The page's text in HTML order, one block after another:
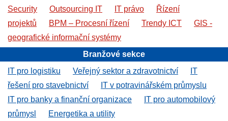
Security Outsourcing IT IT právo
Řízení
projektů
BPM – Procesní řízení Trendy ICT
GIS -
geografické informační systémy
Branžové sekce
IT pro logistiku
Veřejný sektor a zdravotnictví
IT
řešení pro stavebnictví
IT v potravinářském průmyslu
IT pro banky a finanční organizace
IT pro automobilový
průmysl
Energetika a utility